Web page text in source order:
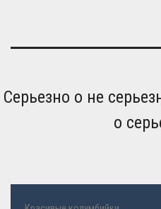
Серьезно о не
о